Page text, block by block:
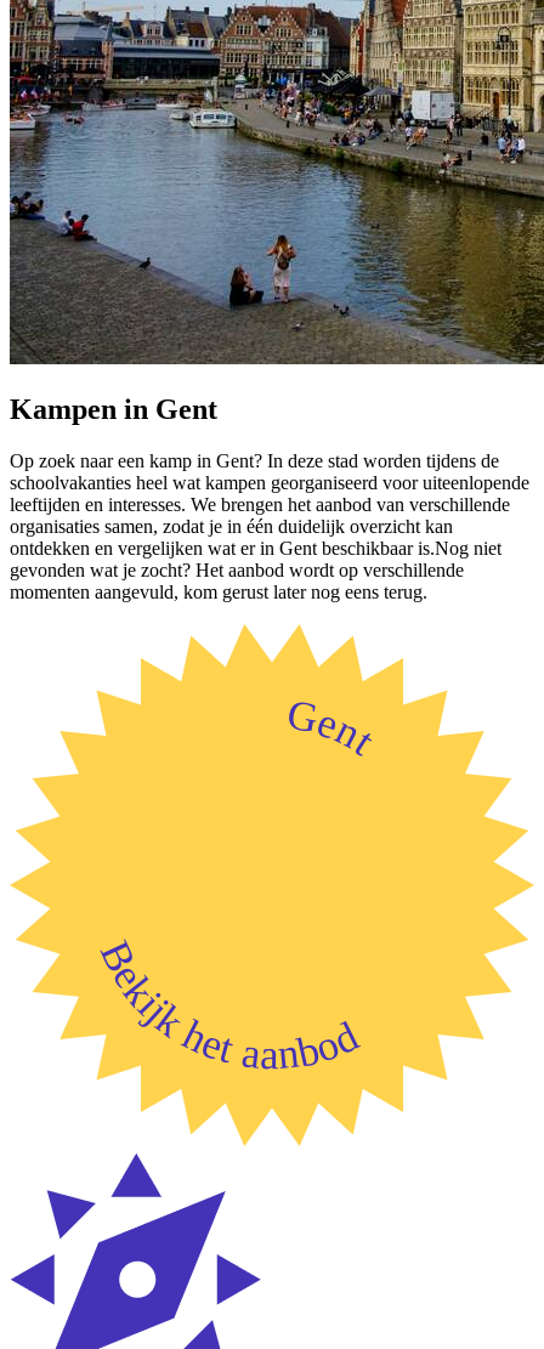
Kampen in Gent
Op zoek naar een kamp in Gent? In deze stad worden tijdens de
schoolvakanties heel wat kampen georganiseerd voor uiteenlopende
leeftijden en interesses. We brengen het aanbod van verschillende
organisaties samen, zodat je in één duidelijk overzicht kan
ontdekken en vergelijken wat er in Gent beschikbaar is.Nog niet
gevonden wat je zocht? Het aanbod wordt op verschillende
momenten aangevuld, kom gerust later nog eens terug.
Gent
Bekijk het aanbod